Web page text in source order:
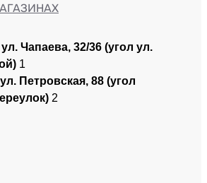
Чапаева, 32/36 (угол ул.
1
Петровская, 88 (угол
2